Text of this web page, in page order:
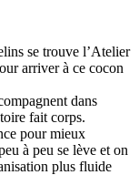
se trouve l’Atelier
arriver à ce cocon
dans
fait corps.
pour mieux
à peu se lève et on
plus fluide